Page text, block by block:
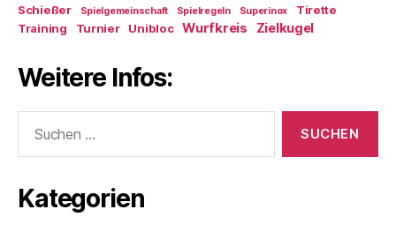
Schießer Spielgemeinschaft Spielregeln Superinox
Tirette
Training
Turnier Unibloc Wurfkreis Zielkugel
Weitere Infos:
nach:
Kategorien